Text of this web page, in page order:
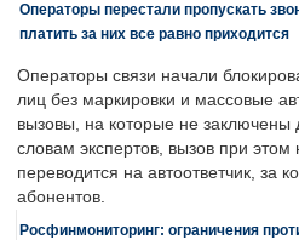
Операторы перестали пропускать
платить за них все равно приходится
Операторы связи начали
лиц без маркировки и массовые
вызовы, на которые не заключены
словам экспертов, вызов при этом
переводится на автоответчик, за
абонентов.
Росфинмониторинг: ограничения